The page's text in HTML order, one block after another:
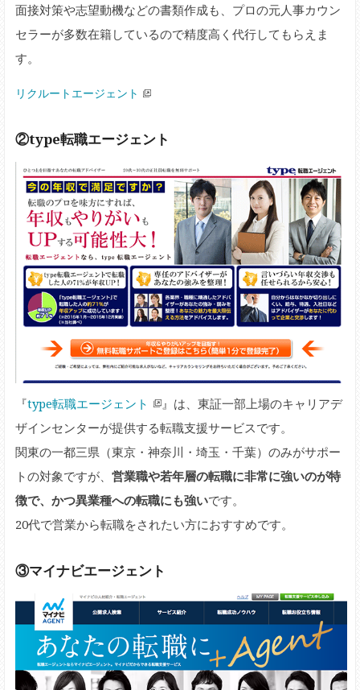
面接対策や志望動機などの書類作成も、プロの元人事カウン
セラーが多数在籍しているので精度高く代行してもらえま
す。
リクルートエージェント
②type転職エージェント
『type転職エージェント
』は、東証一部上場のキャリアデ
ザインセンターが提供する転職支援サービスです。
関東の一都三県（東京・神奈川・埼玉・千葉）のみがサポー
トの対象ですが、 営業職や若年層の転職に非常に強いのが特
徴で、かつ異業種への転職にも強いです。
20代で営業から転職をされたい方におすすめです。
③マイナビエージェント